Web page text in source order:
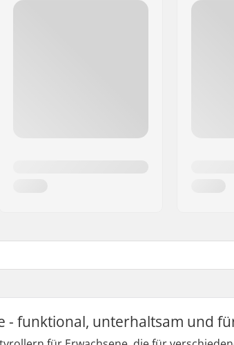
- funktional, unterhaltsam und